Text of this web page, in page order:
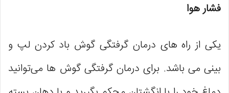
فشار هوا
یکی از راه های درمان گرفتگی گوش باد کردن لپ و
بینی می باشد. برای درمان گرفتگی گوش ها می‌توانید